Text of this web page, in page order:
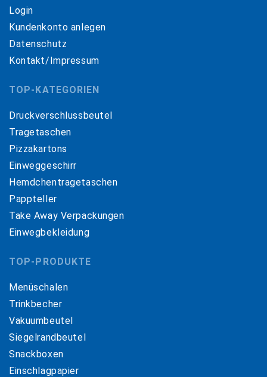
Login
Kundenkonto anlegen
Datenschutz
Kontakt/Impressum
TOP-KATEGORIEN
Druckverschlussbeutel
Tragetaschen
Pizzakartons
Einweggeschirr
Hemdchentragetaschen
Pappteller
Take Away Verpackungen
Einwegbekleidung
TOP-PRODUKTE
Menüschalen
Trinkbecher
Vakuumbeutel
Siegelrandbeutel
Snackboxen
Einschlagpapier